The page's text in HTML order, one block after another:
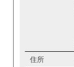
住所